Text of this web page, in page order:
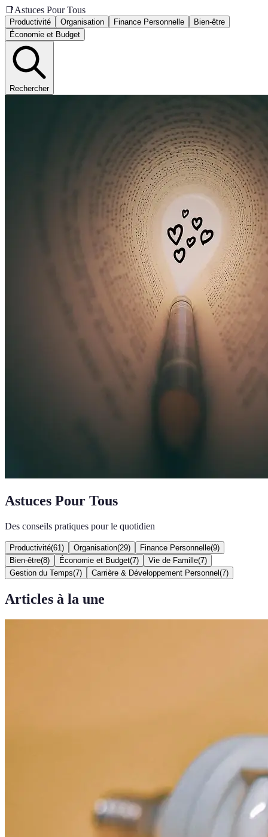
📑Astuces Pour Tous
Productivité Organisation Finance Personnelle
Bien-être
Économie et Budget
Rechercher
Astuces Pour Tous
Des conseils pratiques pour le quotidien
Productivité(61 ) Organisation(29) Finance Personnelle(9)
Bien-être(8) Économie et Budget(7) Vie de Famille(7)
Gestion du Temps(7) Carrière & Développement Personnel (7)
Articles à la une